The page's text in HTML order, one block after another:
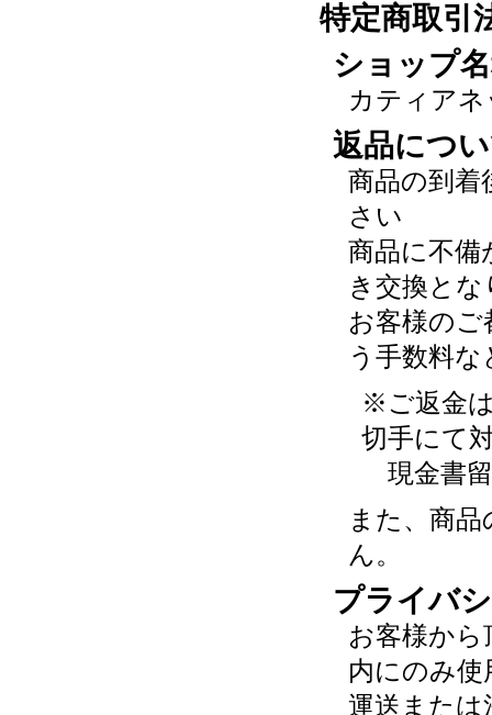
特定商取引
ショップ
カティア
返品につ
商品の到着
さい
商品に不備
き交換と
お客様のご
う手数料
※ご返金
切手にて
現金書
また、商
ん。
プライバ
お客様か
内にのみ
運送または